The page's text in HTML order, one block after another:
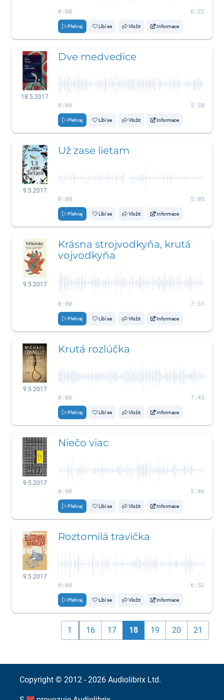
0:00 6:22
Přehraj Líbí se Vložit Informace
18.5.2017
Dve medvedice
0:00 5:38
Přehraj Líbí se Vložit Informace
9.5.2017
Už zase lietam
0:00 5:05
Přehraj Líbí se Vložit Informace
9.5.2017
Krásna strojvodkyňa, krutá
vojvodkyňa
0:00 7:31
Přehraj Líbí se Vložit Informace
9.5.2017
Krutá rozlúčka
0:00 7:45
Přehraj Líbí se Vložit Informace
9.5.2017
Niečo viac
0:00 5:46
Přehraj Líbí se Vložit Informace
9.5.2017
Roztomilá travička
0:00 6:52
Přehraj Líbí se Vložit Informace
1 16 17 18 19 20 21
Copyright © 2012 - 2026 Audiolibrix Ltd.